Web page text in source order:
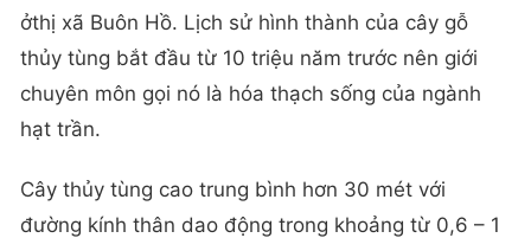
ởthị xã Buôn Hồ. Lịch sử hình thành của cây gỗ
thủy tùng bắt đầu từ 10 triệu năm trước nên giới
chuyên môn gọi nó là hóa thạch sống của ngành
hạt trần.
Cây thủy tùng cao trung bình hơn 30 mét với
đường kính thân dao động trong khoảng từ 0,6 – 1